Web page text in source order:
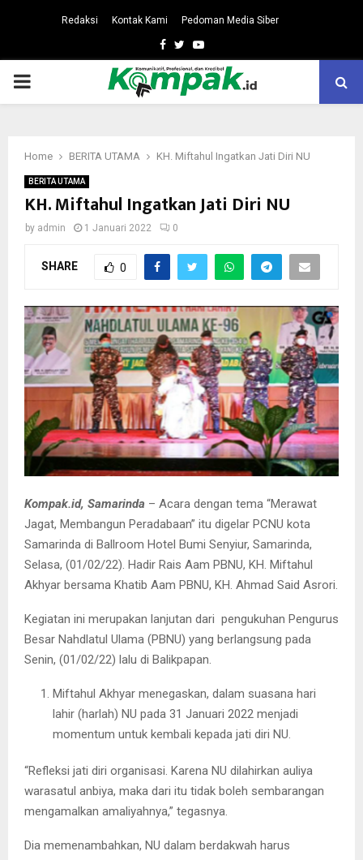
Redaksi Kontak Kami Pedoman Media Siber
Facebook
TwitterYoutube
PRIMARY
Home BERITA UTAMA KH. Miftahul Ingatkan Jati Diri NU
BERITA UTAMA
KH. Miftahul Ingatkan Jati Diri NU
by admin 1 Januari 2022 0
SHARE 0
Kompak.id, Samarinda – Acara dengan tema “Merawat
Jagat, Membangun Peradabaan” itu digelar PCNU kota
Samarinda di Ballroom Hotel Bumi Senyiur, Samarinda,
Selasa, (01/02/22). Hadir Rais Aam PBNU, KH. Miftahul
Akhyar bersama Khatib Aam PBNU, KH. Ahmad Said Asrori.
Kegiatan ini merupakan lanjutan dari pengukuhan Pengurus
Besar Nahdlatul Ulama (PBNU) yang berlangsung pada
Senin, (01/02/22) lalu di Balikpapan.
Miftahul Akhyar menegaskan, dalam suasana hari
lahir (harlah) NU pada 31 Januari 2022 menjadi
momentum untuk kembali kepada jati diri NU.
“Refleksi jati diri organisasi. Karena NU dilahirkan auliya
warasatul anbiya, maka dari itu tidak boleh sembarangan
mengamalkan amaliyahnya,” tegasnya.
Dia memenambahkan, NU dalam berdakwah harus